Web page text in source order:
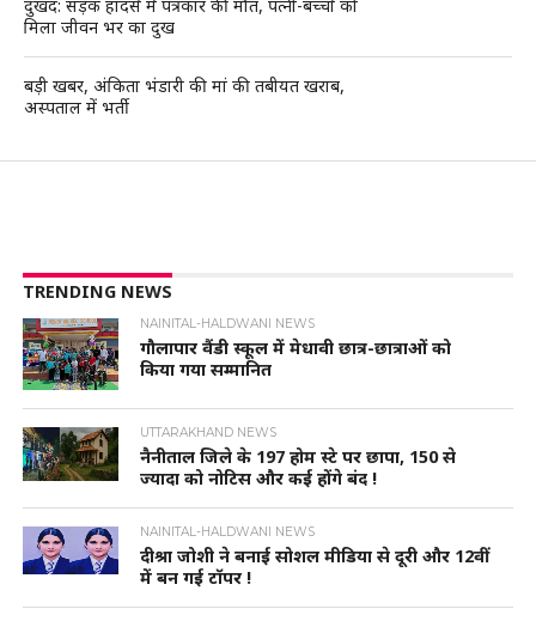
दुखद: सड़क हादसे में पत्रकार की मौत, पत्नी-बच्चों को
मिला जीवन भर का दुख
बड़ी खबर, अंकिता भंडारी की मां की तबीयत खराब,
अस्पताल में भर्ती
TRENDING NEWS
NAINITAL-HALDWANI NEWS
गौलापार वैंडी स्कूल में मेधावी छात्र-छात्राओं को
किया गया सम्मानित
UTTARAKHAND NEWS
नैनीताल जिले के 197 होम स्टे पर छापा, 150 से
ज्यादा को नोटिस और कई होंगे बंद !
NAINITAL-HALDWANI NEWS
दीश्रा जोशी ने बनाई सोशल मीडिया से दूरी और 12वीं
में बन गई टॉपर !